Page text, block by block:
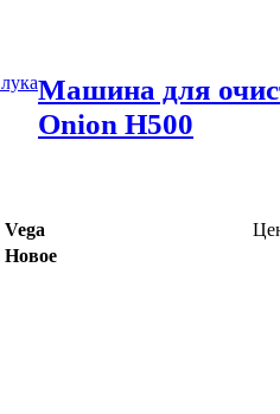
Машина для
Onion H500
Vega
Новое